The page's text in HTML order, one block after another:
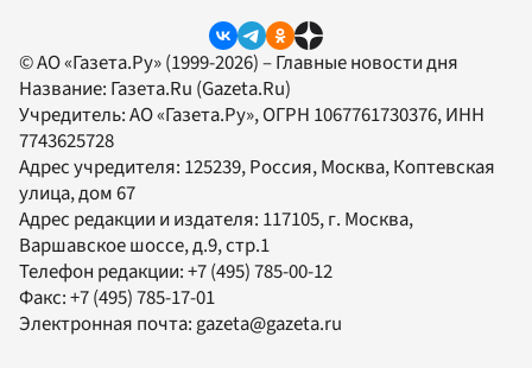
© АО «Газета.Ру» (1999-2026) – Главные новости дня
Название: Газета.Ru (Gazeta.Ru)
Учредитель:АО «Газета.Ру», ОГРН 1067761730376, ИНН
7743625728
Адрес учредителя: 125239, Россия, Москва, Коптевская
улица, дом 67
Адрес редакции и издателя: 117105, г. Москва,
Варшавское шоссе, д.9, стр.1
Телефон редакции:+7 (495) 785-00-12
Факс:+7 (495) 785-17-01
Электронная почта:gazeta@gazeta.ru